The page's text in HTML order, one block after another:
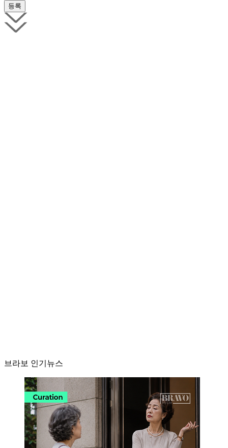
브라보 인기뉴스